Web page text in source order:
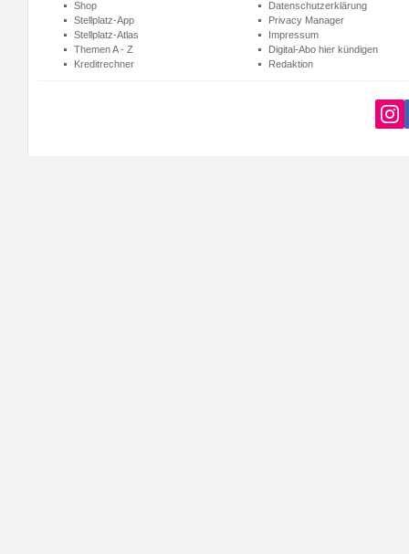
Shop
Stellplatz-App
Stellplatz-Atlas
Themen A - Z
Kreditrechner
Datenschutzerklärung
Privacy Manager
Impressum
Digital-Abo hier kündigen
Redaktion